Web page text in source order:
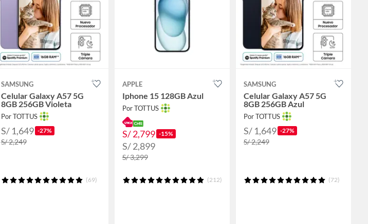
SAMSUNG
Celular Galaxy A57 5G
8GB 256GB Violeta
Por TOTTUS
S/ 1,649 -27%
S/ 2,249
(69)
APPLE
Iphone 15 128GB Azul
Por TOTTUS
S/ 2,799 -15%
S/ 2,899
S/ 3,299
(212)
SAMSUNG
Celular Galaxy A57 5G
8GB 256GB Azul
Por TOTTUS
S/ 1,649 -27%
S/ 2,249
(72)